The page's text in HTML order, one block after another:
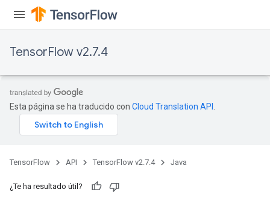
TensorFlow v2.7.4
Esta página se ha traducido con Cloud Translation API
TensorFlow API TensorFlow v2.7.4 Java
¿Te ha resultado útil?